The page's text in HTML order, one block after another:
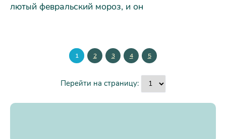
лютый февральский мороз, и он
1 2 3 4 5
Перейти на страницу: